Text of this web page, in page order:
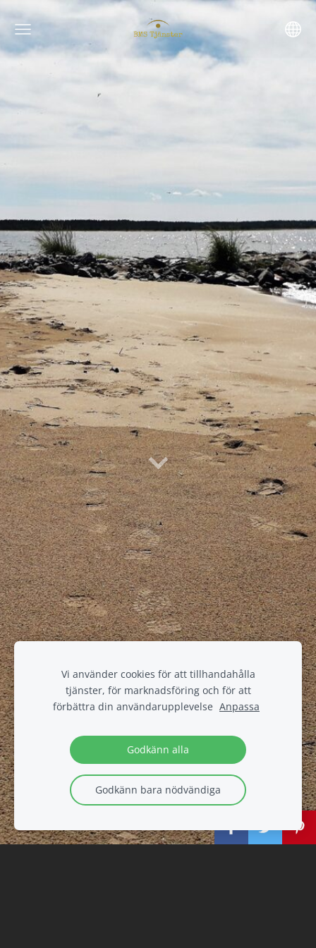
Vi använder cookies för att tillhandahålla
tjänster, för marknadsföring och för att
förbättra din användarupplevelse Anpassa
Godkänn alla
Godkänn bara nödvändiga